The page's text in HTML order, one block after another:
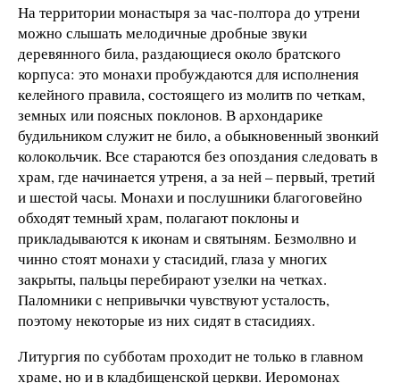
На территории монастыря за час-полтора до утрени
можно слышать мелодичные дробные звуки
деревянного била, раздающиеся около братского
корпуса: это монахи пробуждаются для исполнения
келейного правила, состоящего из молитв по четкам,
земных или поясных поклонов. В архондарике
будильником служит не било, а обыкновенный звонкий
колокольчик. Все стараются без опоздания следовать в
храм, где начинается утреня, а за ней – первый, третий
и шестой часы. Монахи и послушники благоговейно
обходят темный храм, полагают поклоны и
прикладываются к иконам и святыням. Безмолвно и
чинно стоят монахи у стасидий, глаза у многих
закрыты, пальцы перебирают узелки на четках.
Паломники с непривычки чувствуют усталость,
поэтому некоторые из них сидят в стасидиях.
Литургия по субботам проходит не только в главном
храме, но и в кладбищенской церкви. Иеромонах